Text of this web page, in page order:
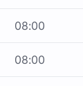
08:00
08:00